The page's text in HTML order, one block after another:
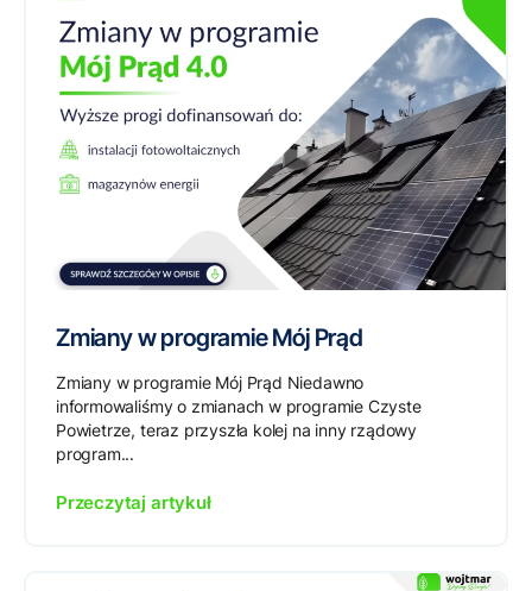
Zmiany w programie Mój Prąd
Zmiany w programie Mój Prąd Niedawno
informowaliśmy o zmianach w programie Czyste
Powietrze, teraz przyszła kolej na inny rządowy
program...
Przeczytaj artykuł